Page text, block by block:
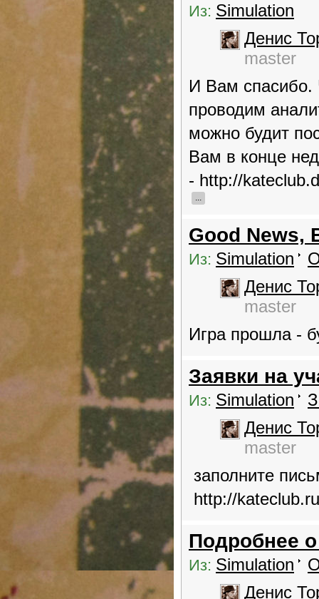
Из: Simulation
Денис
master
И Вам спасибо.
проводим
можно будит
Вам в конце
- http://
...
Good News,
Из: Simulation
Денис
master
Игра прошла -
Заявки на
Из: Simulation
Денис
master
заполните
http://
Подробнее
Из: Simulation
Денис